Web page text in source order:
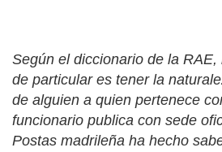
Según el diccionario de la
de particular es tener la
de alguien a quien pertenece
funcionario publica con sede
Postas madrileña ha hecho